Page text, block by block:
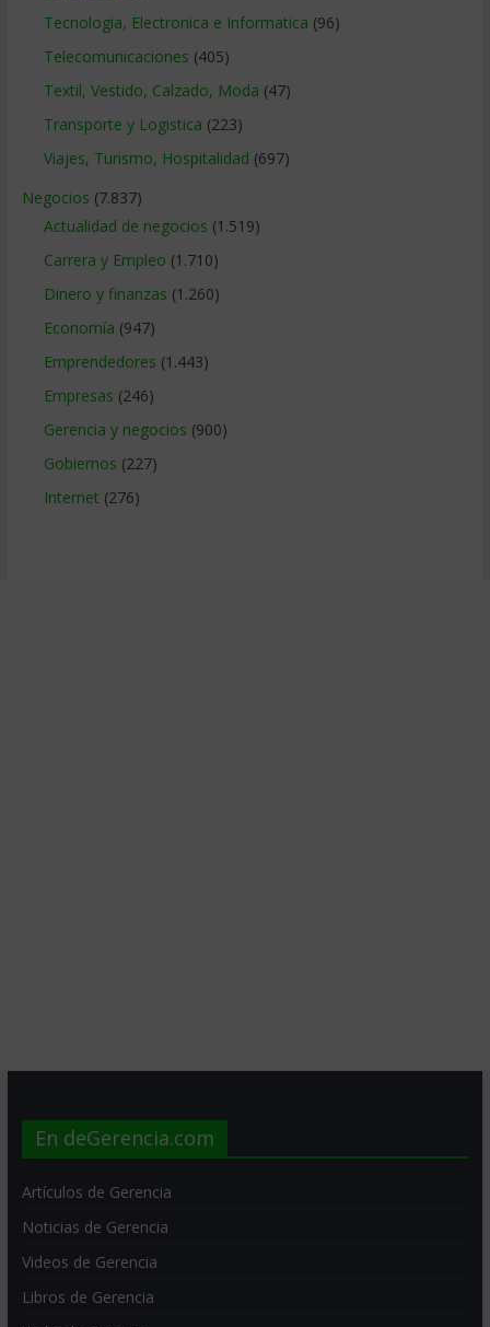
Tecnologia, Electronica e Informatica (96)
Telecomunicaciones (405)
Textil, Vestido, Calzado, Moda (47)
Transporte y Logistica (223)
Viajes, Turismo, Hospitalidad (697)
Negocios (7.837)
Actualidad de negocios (1.519)
Carrera y Empleo (1.710)
Dinero y finanzas (1.260)
Economía (947)
Emprendedores (1.443)
Empresas (246)
Gerencia y negocios (900)
Gobiernos (227)
Internet (276)
En deGerencia.com
Artículos de Gerencia
Noticias de Gerencia
Videos de Gerencia
Libros de Gerencia